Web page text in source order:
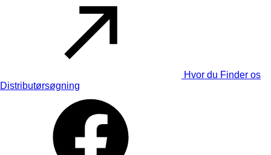
Hvor du Finder os
Distributørsøgning